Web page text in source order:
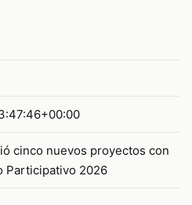
cinco nuevos proyectos con
Participativo 2026